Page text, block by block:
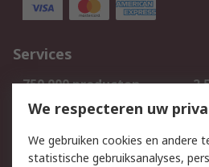
Services
750.000 producten
Bestellen
Track & Trace
We respecteren uw
We gebruiken cookies en andere
statistische gebruiksanalyses,